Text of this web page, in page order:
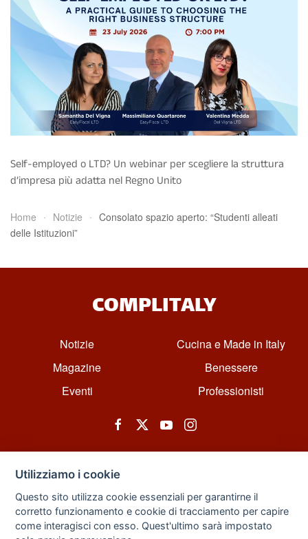
Self-employed o LTD? Un webinar per scegliere la struttura
d’impresa più adatta nel Regno Unito
Home Notizie
Consolato spazio aperto: “Studenti alleati
delle Istituzioni”
COMPLITALY
Notizie
Magazine
Eventi
Cucina e Made in Italy
Benessere
Professionisti
© All rights reserved. Powered by Zarix Solution LTD, Forest House
Business Centre, 8 Gainsborough Road, London, England, E11 1HT.
Utilizziamo i cookie
Questo sito utilizza cookie essenziali per garantirne il
corretto funzionamento e cookie di tracciamento per capire
come interagisci con esso. Quest'ultimo sarà impostato